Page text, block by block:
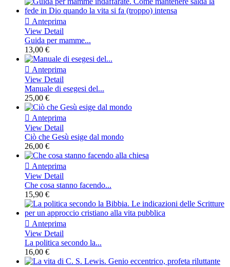
 Anteprima
View Detail
Guida per mamme...
13,00 €
 Anteprima
View Detail
Manuale di esegesi del...
25,00 €
 Anteprima
View Detail
Ciò che Gesù esige dal mondo
26,00 €
 Anteprima
View Detail
Che cosa stanno facendo...
15,90 €
 Anteprima
View Detail
La politica secondo la...
16,00 €